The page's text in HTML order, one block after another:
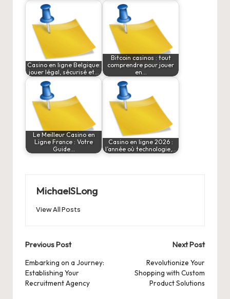
Casino en ligne Belgique:
jouer légal, sécurisé et…
Bitcoin casinos : tout
comprendre pour jouer
en…
Le Meilleur Casino en
Ligne France : Votre
Guide…
Casino en ligne 2026 :
l’année où technologie,…
MichaelSLong
View All Posts
Post
navigation
Previous Post
Embarking on a Journey:
Establishing Your
Recruitment Agency
Next Post
Revolutionize Your
Shopping with Custom
Product Solutions